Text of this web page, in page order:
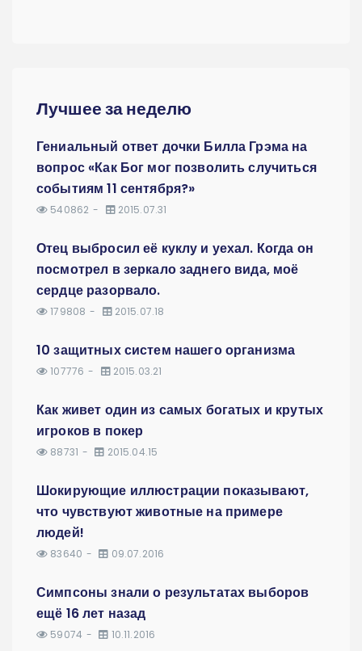
Лучшее за неделю
Гениальный ответ дочки Билла Грэма на
вопрос «Как Бог мог позволить случиться
событиям 11 сентября?»
540862 2015.07.31
Отец выбросил её куклу и уехал. Когда он
посмотрел в зеркало заднего вида, моё
сердце разорвало.
179808 2015.07.18
10 защитных систем нашего организма
107776 2015.03.21
Как живет один из самых богатых и крутых
игроков в покер
88731 2015.04.15
Шокирующие иллюстрации показывают,
что чувствуют животные на примере
людей!
83640 09.07.2016
Симпсоны знали о результатах выборов
ещё 16 лет назад
59074 10.11.2016